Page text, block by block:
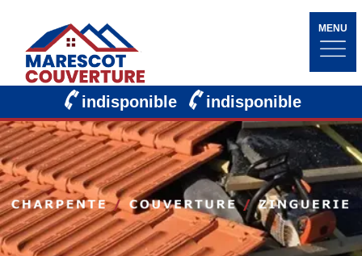
MENU
indisponible indisponible